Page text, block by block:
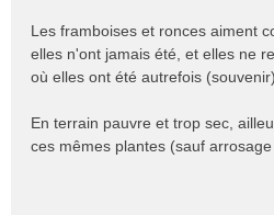
Les framboises et ronces aiment
elles n'ont jamais été, et elles ne
où elles ont été autrefois (souvenir).
En terrain pauvre et trop sec,
ces mêmes plantes (sauf